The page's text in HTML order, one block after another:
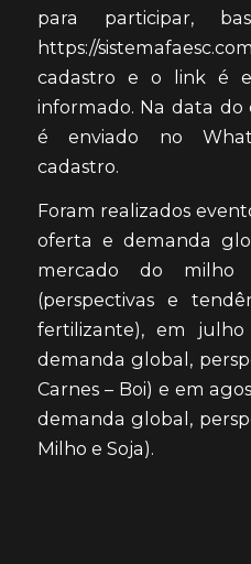
para participar,
https://
cadastro e o link é
informado. Na data
é enviado no
cadastro.
Foram realizados
oferta e demanda
mercado do
(perspectivas e
fertilizante), em
demanda global,
Carnes – Boi) e em
demanda global,
Milho e Soja).